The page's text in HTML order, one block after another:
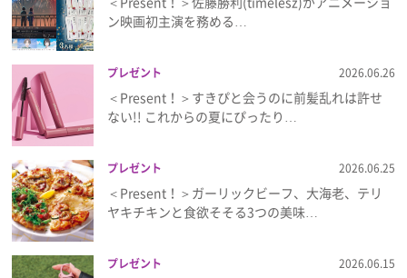
ン映画初主演を務める…
プレゼント 2026.06.26
＜Present！＞すきぴと会うのに前髪乱れは許せ
ない!! これからの夏にぴったり…
プレゼント 2026.06.25
＜Present！＞ガーリックビーフ、大海老、テリ
ヤキチキンと食欲そそる3つの美味…
プレゼント 2026.06.15